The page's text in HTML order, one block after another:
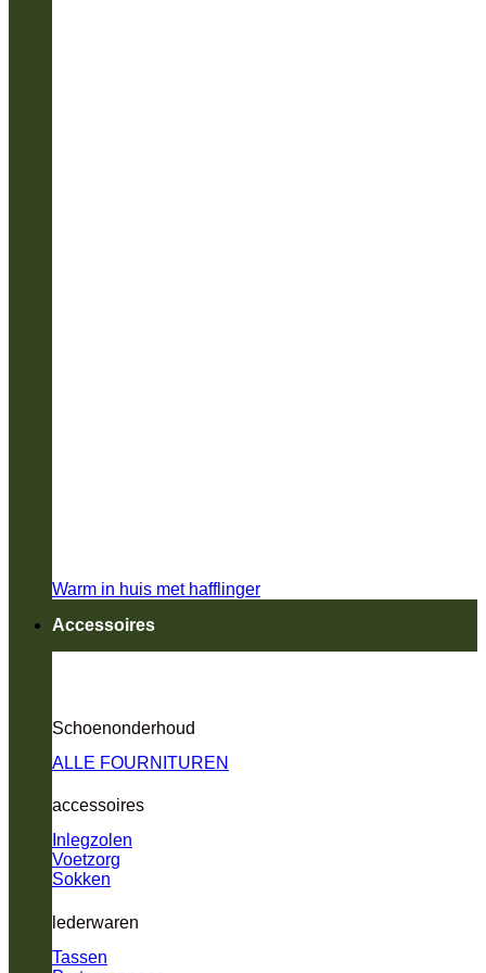
Warm in huis met hafflinger
Accessoires
Schoenonderhoud
ALLE FOURNITUREN
accessoires
Inlegzolen
Voetzorg
Sokken
lederwaren
Tassen